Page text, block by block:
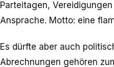
Parteitagen,
Ansprache. Motto: eine
Es dürfte aber auch
Abrechnungen gehören